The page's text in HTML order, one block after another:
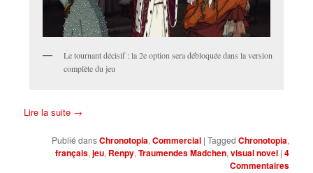
Le tournant décisif : la 2e option sera débloquée dans la version
complète du jeu
Lire la suite →
Publié dansChronotopia, Commercial | Tagged Chronotopia,
français, jeu, Renpy, Traumendes Madchen, visual novel | 4
Commentaires